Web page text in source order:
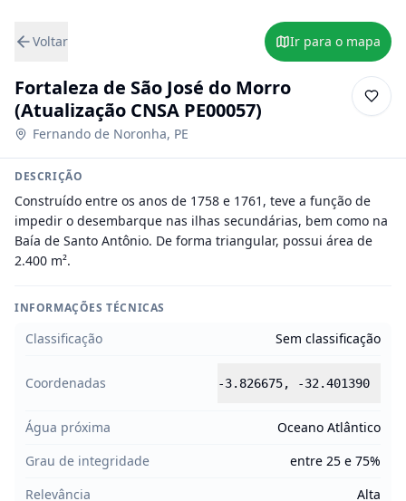
Voltar Ir para o mapa
Fortaleza de São José do Morro
(Atualização CNSA PE00057)
Fernando de Noronha, PE
DESCRIÇÃO
Construído entre os anos de 1758 e 1761, teve a função de
impedir o desembarque nas ilhas secundárias, bem como na
Baía de Santo Antônio. De forma triangular, possui área de
2.400 m².
INFORMAÇÕES TÉCNICAS
Classificação Sem classificação
Coordenadas -3.826675, -32.401390
Água próxima
Oceano Atlântico
Grau de integridade
entre 25 e 75%
Relevância
Alta